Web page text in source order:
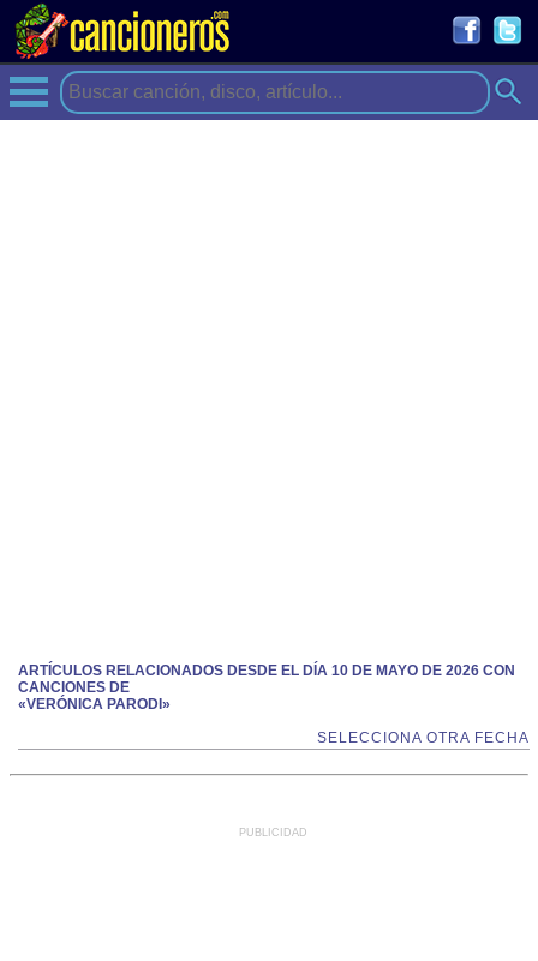
ARTÍCULOS RELACIONADOS DESDE EL DÍA 10 DE MAYO DE 2026 CON
CANCIONES DE
«VERÓNICA PARODI»
SELECCIONA OTRA FECHA
PUBLICIDAD